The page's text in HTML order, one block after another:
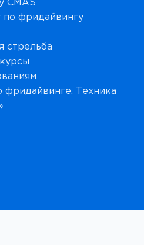
по фридайвингу
стрельба
фридайвинге. Техника